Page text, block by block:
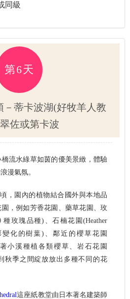
同級
第6天
－蒂卡波湖(好牧羊人教
佐或第卡波
橋流水綠草如茵的優美景緻，體驗
漫氣氛。
，園內的植物結合國外與本地品
，例如芳香花園、藥草花園、玫
玫瑰品種)、石楠花園(Heather
變化的樹葉)、鄰近的櫻草花園
著小溪種植各類櫻草、岩石花園
秋季之間綻放放出多種不同的花
這座紙教堂由日本著名建築師